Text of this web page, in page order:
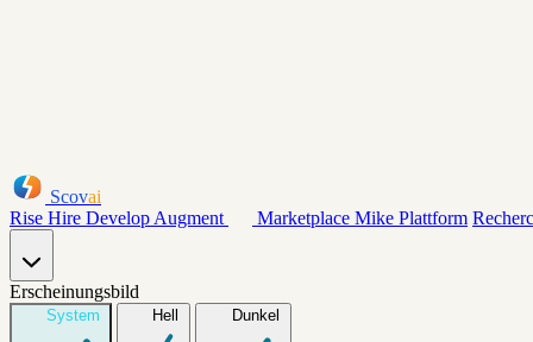
Scovai
Rise Hire Develop Augment Marketplace Mike Plattform
Erscheinungsbild
System Hell Dunkel